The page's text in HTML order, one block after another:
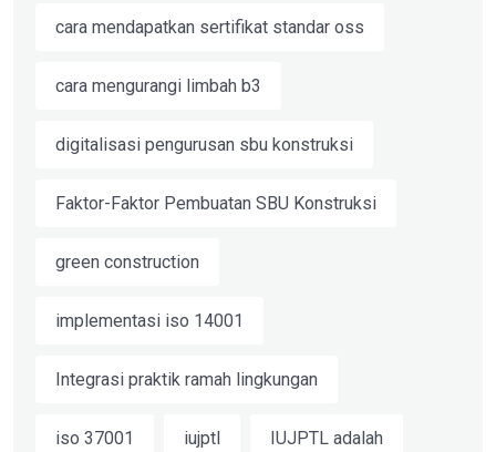
cara mendapatkan sertifikat standar oss
cara mengurangi limbah b3
digitalisasi pengurusan sbu konstruksi
Faktor-Faktor Pembuatan SBU Konstruksi
green construction
implementasi iso 14001
Integrasi praktik ramah lingkungan
iso 37001 iujptl IUJPTL adalah